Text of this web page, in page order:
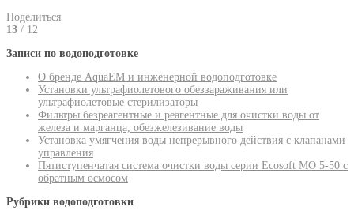
Поделиться
13 / 12
Записи по водоподготовке
О бренде AquaEM и инженерной водоподготовке
Установки ультрафиолетового обеззараживания или
ультрафиолетовые стерилизаторы
Фильтры безреагентные и реагентные для очистки воды от
железа и марганца, обезжелезивание воды
Установка умягчения воды непрерывного действия с клапанами
управления
Пятиступенчатая система очистки воды серии Ecosoft MO 5-50 с
обратным осмосом
Рубрики водоподготовки